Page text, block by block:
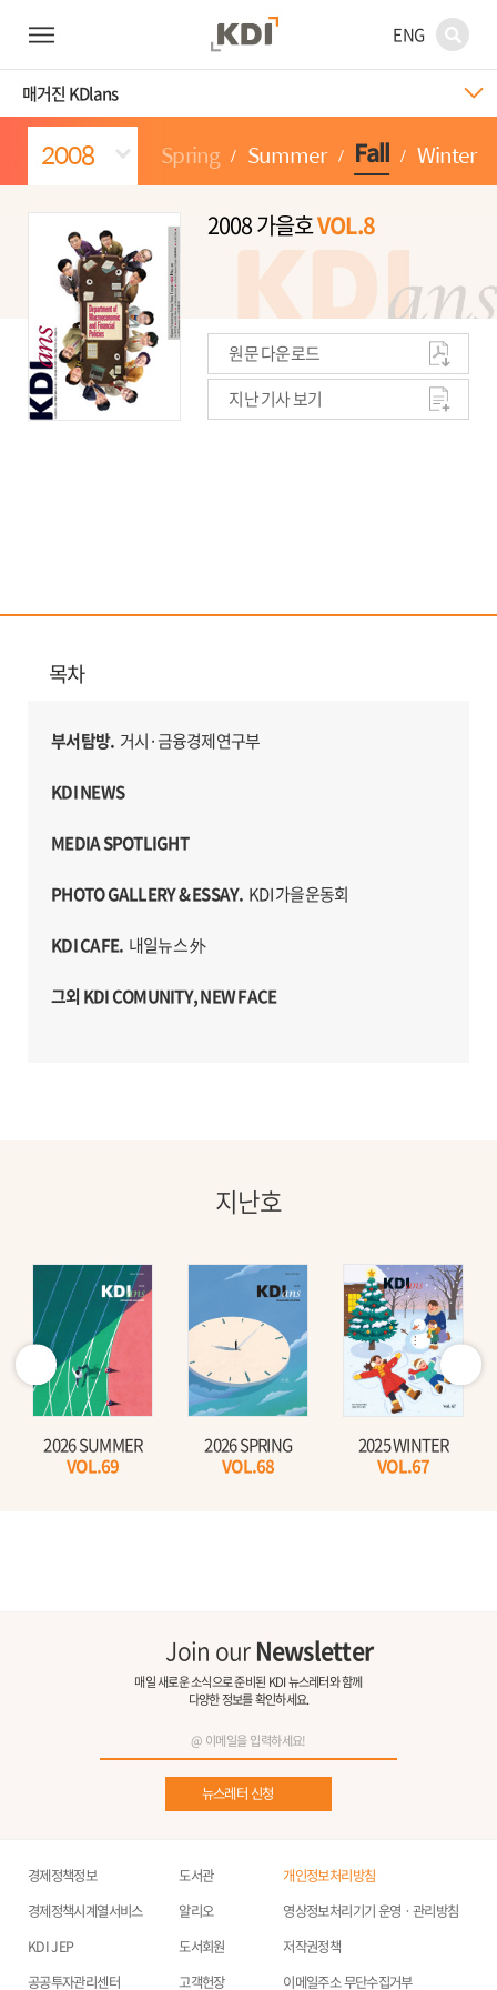
ENG
매거진 KDlans
Spring Summer Fall Winter
2008 가을호VOL.8
원문 다운로드
지난 기사 보기
목차
부서탐방. 거시·금융경제연구부
KDI NEWS
MEDIA SPOTLIGHT
PHOTO GALLERY & ESSAY. KDI 가을운동회
KDI CAFE. 내일뉴스 外
그외 KDI COMUNITY, NEW FACE
지난호
2026 SUMMER
VOL.69
2026 SPRING
VOL.68
2025 WINTER
VOL.67
Join ourNewsletter
매일 새로운 소식으로 준비된 KDI 뉴스레터와 함께
다양한 정보를 확인하세요.
뉴스레터 신청
경제정책정보
경제정책시계열서비스
KDI JEP
공공투자관리센터
도서관
알리오
도서회원
고객헌장
개인정보처리방침
영상정보처리기기 운영ㆍ관리방침
저작권정책
이메일주소 무단수집거부